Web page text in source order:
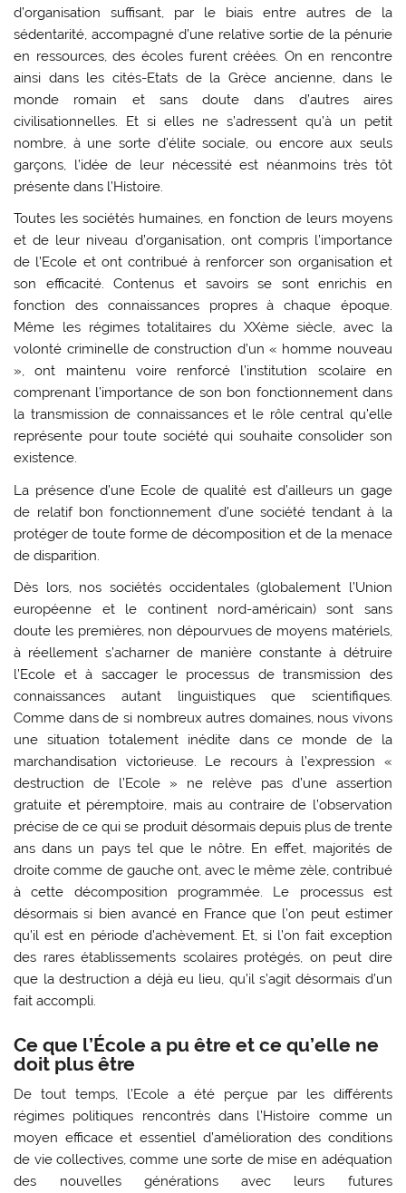
d’organisation suffisant, par le biais entre autres de la
sédentarité, accompagné d’une relative sortie de la pénurie
en ressources, des écoles furent créées. On en rencontre
ainsi dans les cités-Etats de la Grèce ancienne, dans le
monde romain et sans doute dans d’autres aires
civilisationnelles. Et si elles ne s’adressent qu’à un petit
nombre, à une sorte d’élite sociale, ou encore aux seuls
garçons, l’idée de leur nécessité est néanmoins très tôt
présente dans l’Histoire.
Toutes les sociétés humaines, en fonction de leurs moyens
et de leur niveau d’organisation, ont compris l’importance
de l’Ecole et ont contribué à renforcer son organisation et
son efficacité. Contenus et savoirs se sont enrichis en
fonction des connaissances propres à chaque époque.
Même les régimes totalitaires du XXème siècle, avec la
volonté criminelle de construction d’un « homme nouveau
», ont maintenu voire renforcé l’institution scolaire en
comprenant l’importance de son bon fonctionnement dans
la transmission de connaissances et le rôle central qu’elle
représente pour toute société qui souhaite consolider son
existence.
La présence d’une Ecole de qualité est d’ailleurs un gage
de relatif bon fonctionnement d’une société tendant à la
protéger de toute forme de décomposition et de la menace
de disparition.
Dès lors, nos sociétés occidentales (globalement l’Union
européenne et le continent nord-américain) sont sans
doute les premières, non dépourvues de moyens matériels,
à réellement s’acharner de manière constante à détruire
l’Ecole et à saccager le processus de transmission des
connaissances autant linguistiques que scientifiques.
Comme dans de si nombreux autres domaines, nous vivons
une situation totalement inédite dans ce monde de la
marchandisation victorieuse. Le recours à l’expression «
destruction de l’Ecole » ne relève pas d’une assertion
gratuite et péremptoire, mais au contraire de l’observation
précise de ce qui se produit désormais depuis plus de trente
ans dans un pays tel que le nôtre. En effet, majorités de
droite comme de gauche ont, avec le même zèle, contribué
à cette décomposition programmée. Le processus est
désormais si bien avancé en France que l’on peut estimer
qu’il est en période d’achèvement. Et, si l’on fait exception
des rares établissements scolaires protégés, on peut dire
que la destruction a déjà eu lieu, qu’il s’agit désormais d’un
fait accompli.
Ce que l’École a pu être et ce qu’elle ne
doit plus être
De tout temps, l’Ecole a été perçue par les différents
régimes politiques rencontrés dans l’Histoire comme un
moyen efficace et essentiel d’amélioration des conditions
de vie collectives, comme une sorte de mise en adéquation
des nouvelles générations avec leurs futures